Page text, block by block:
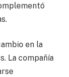
en la
La compañía